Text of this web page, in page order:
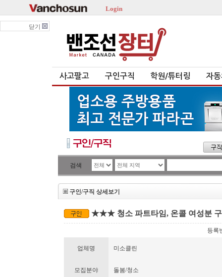
Login
닫기
사고팔고 구인구직 학원/튜터링 자
검색
구인/구직 상세보기
★★★ 청소 파트타임, 온콜 여성분
등록
업체명 미소클린
모집분야 돌봄/청소